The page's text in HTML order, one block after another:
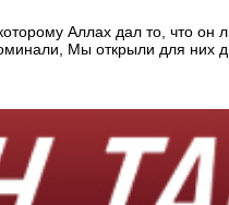
Аллах дал то, что он
Мы открыли для них